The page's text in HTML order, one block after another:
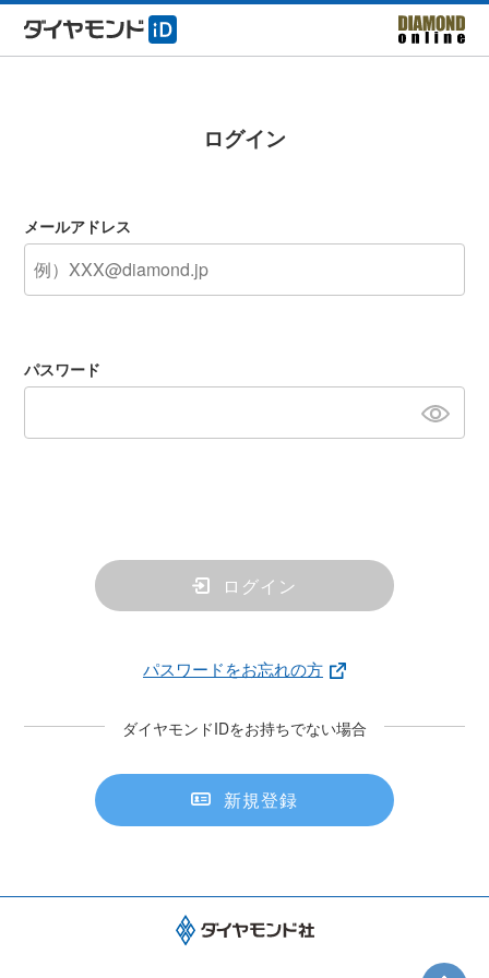
ログイン
メールアドレス
パスワード
ログイン
パスワードをお忘れの方
ダイヤモンドIDをお持ちでない場合
新規登録